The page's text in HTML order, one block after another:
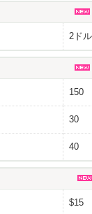
2ドル
150
30
40
$15